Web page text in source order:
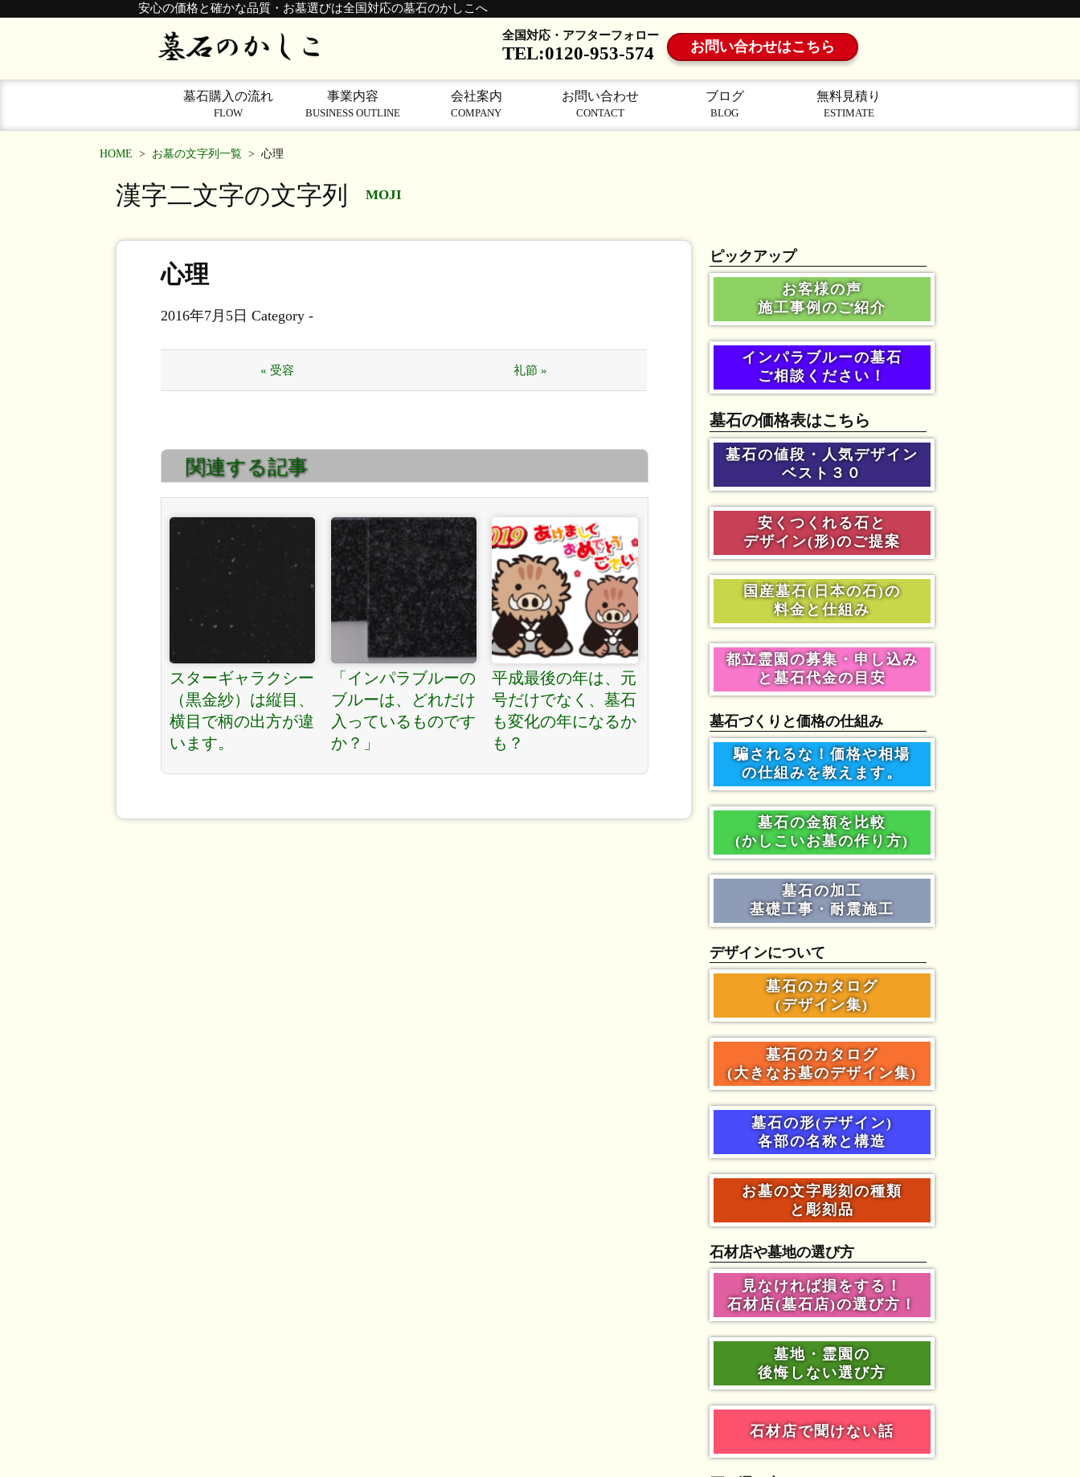
安心の価格と確かな品質・お墓選びは全国対応の墓石のかしこへ
全国対応・アフターフォロー
TEL:0120-953-574 お問い合わせはこちら
墓石購入の流れ
FLOW
事業内容
BUSINESS OUTLINE
会社案内
COMPANY
お問い合わせ
CONTACT
ブログ
BLOG
無料見積り
ESTIMATE
HOME > お墓の文字列一覧 > 心理
漢字二文字の文字列 MOJI
心理
2016年7月5日 Category -
« 受容 礼節 »
関連する記事
スターギャラクシー
（黒金紗）は縦目、
横目で柄の出方が違
います。
「インパラブルーの
ブルーは、どれだけ
入っているものです
か？」
平成最後の年は、元
号だけでなく、墓石
も変化の年になるか
も？
ピックアップ
お客様の声
施工事例のご紹介
インパラブルーの墓石
ご相談ください！
墓石の価格表はこちら
墓石の値段・人気デザイン
ベスト３０
安くつくれる石と
デザイン(形)のご提案
国産墓石(日本の石)の
料金と仕組み
都立霊園の募集・申し込み
と墓石代金の目安
墓石づくりと価格の仕組み
騙されるな！価格や相場
の仕組みを教えます。
墓石の金額を比較
(かしこいお墓の作り方)
墓石の加工
基礎工事・耐震施工
デザインについて
墓石のカタログ
(デザイン集)
墓石のカタログ
(大きなお墓のデザイン集)
墓石の形(デザイン)
各部の名称と構造
お墓の文字彫刻の種類
と彫刻品
石材店や墓地の選び方
見なければ損をする！
石材店(墓石店)の選び方！
墓地・霊園の
後悔しない選び方
石材店で聞けない話